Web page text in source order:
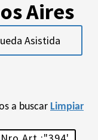
Aires
Asistida
a buscar Limpiar